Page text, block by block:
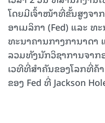
ໂດຍມີເຈົ້າໜ້າທີ່ຂັ້ນສູງຈາ
ອາເມລິກາ (Fed) ແລະ ທ
ທະນາຄານກາງການາດາ
ລວມທັງນັກວິຊາການຈາກ
ເວທີທີ່ສໍາຄັນຂອງໂລກທີ່ຄ້
ຂອງ Fed ທີ່ Jackson